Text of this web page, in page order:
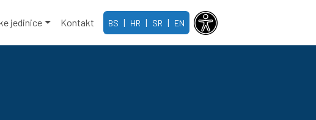
jedinice Kontakt BS | HR | SR | EN